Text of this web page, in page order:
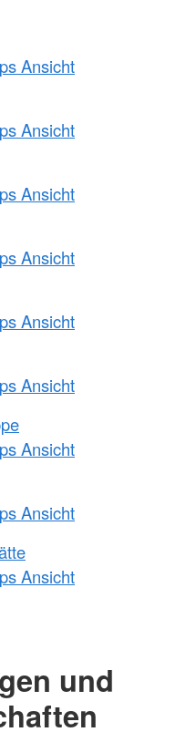
Ansicht
Ansicht
Ansicht
Ansicht
Ansicht
Ansicht
Ansicht
Ansicht
Ansicht
und